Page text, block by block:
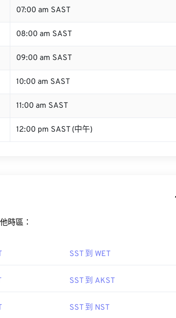
07:00 am SAST
08:00 am SAST
09:00 am SAST
10:00 am SAST
11:00 am SAST
12:00 pm SAST (中午)
時區：
SST 到 WET
SST 到 AKST
SST 到 NST